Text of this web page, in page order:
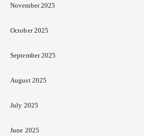
November 2025
October 2025
September 2025
August 2025
July 2025
June 2025